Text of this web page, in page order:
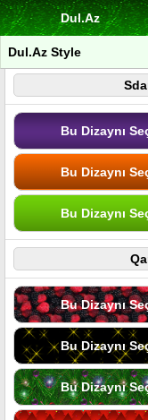
Dul.Az
Dul.Az Style
Bu Dizaynı
Bu Dizaynı
Bu Dizaynı
Bu Dizaynı
Bu Dizaynı
Bu Dizaynı